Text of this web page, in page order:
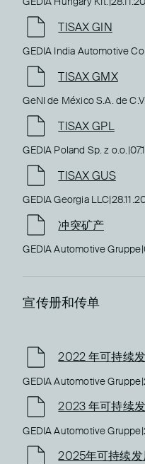
TISAX GIN
GEDIA India Automotive
TISAX GMX
GeNI de México S.A. de
TISAX GPL
GEDIA Poland Sp. z o.o.|
TISAX GUS
GEDIA Georgia LLC|
冲突矿产
GEDIA Automotive Gruppe|
宣传册和传单
2022 年可持续
GEDIA Automotive Gruppe|
2023 年可持续
GEDIA Automotive Gruppe|
2025年可持续